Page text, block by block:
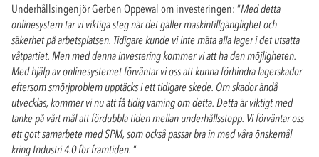
Underhållsingenjör Gerben Oppewal om investeringen: ”Med detta
onlinesystem tar vi viktiga steg när det gäller maskintillgänglighet och
säkerhet på arbetsplatsen. Tidigare kunde vi inte mäta alla lager i det utsatta
våtpartiet. Men med denna investering kommer vi att ha den möjligheten.
Med hjälp av onlinesystemet förväntar vi oss att kunna förhindra lagerskador
eftersom smörjproblem upptäcks i ett tidigare skede. Om skador ändå
utvecklas, kommer vi nu att få tidig varning om detta. Detta är viktigt med
tanke på vårt mål att fördubbla tiden mellan underhållsstopp. Vi förväntar oss
ett gott samarbete med SPM, som också passar bra in med våra önskemål
kring Industri 4.0 för framtiden. ”